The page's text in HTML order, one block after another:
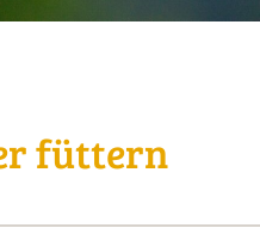
füttern